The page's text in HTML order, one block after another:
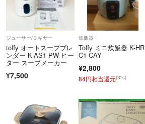
ジューサー/ミキサー
toffy オートスープブレ
ンダー K-AS1-PW ヒー
ター スープメーカー
¥7,500
炊飯器
Toffy ミニ炊飯器 K-HR
C1-CAY
¥2,800
84円相当還元(3%)